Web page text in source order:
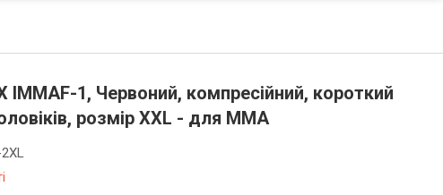
IMMAF-1, Червоний, компресійний, короткий
розмір XXL - для MMA